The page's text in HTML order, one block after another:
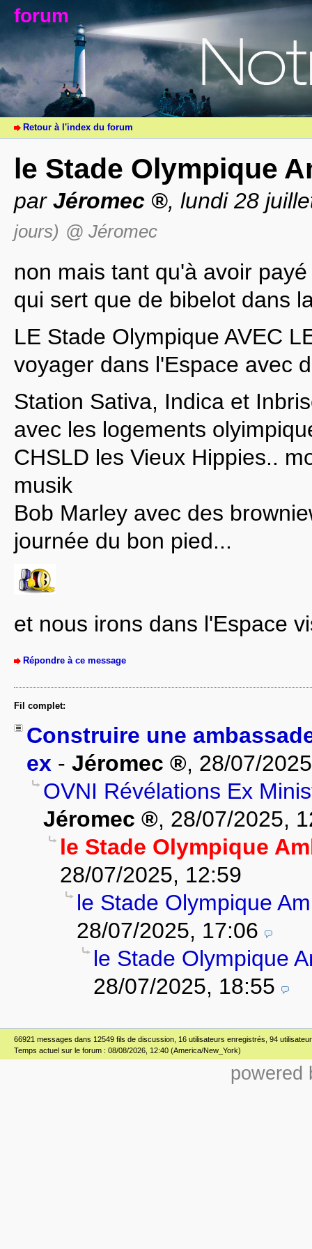
forum
Retour à l'index du forum
le Stade Olympique
par Jéromec , lundi 28
jours) @ Jéromec
non mais tant qu'à avoir
qui sert que de bibelot dans
LE Stade Olympique AVEC
voyager dans l'Espace avec
Station Sativa, Indica et
avec les logements
CHSLD les Vieux Hippies..
musik
Bob Marley avec des
journée du bon pied...
et nous irons dans l'Espace
Répondre à ce message
Fil complet:
Construire une
ex - Jéromec , 28/07/
OVNI Révélations Ex
Jéromec
, 28/07/2025,
le Stade Olympique
28/07/2025, 12:59
le Stade Olympique
28/07/2025, 17:06
le Stade Olympique
28/07/2025, 18:55
66921 messages dans 12549 fils de discussion, 16 utilisateurs enregistrés, 94
Temps actuel sur le forum : 08/08/2026, 12:40 (America/New_York)
powered